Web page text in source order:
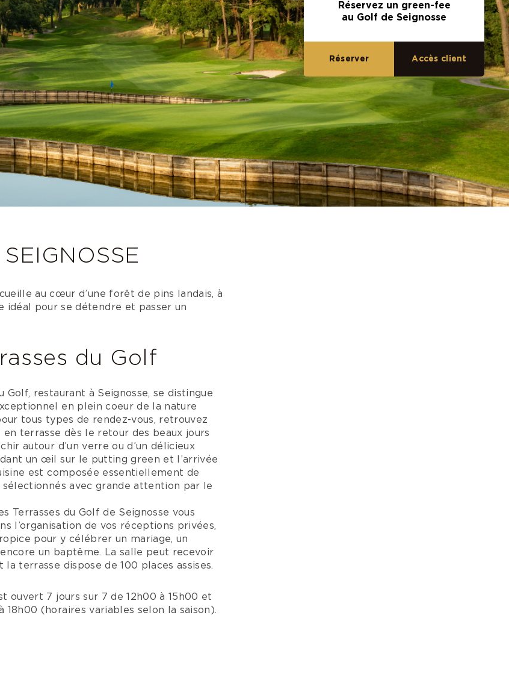
au cœur d’une forêt de pins landais, à
idéal pour se détendre et passer un
du Golf
Golf, restaurant à Seignosse, se distingue
en plein coeur de la nature
tous types de rendez-vous, retrouvez
en terrasse dès le retour des beaux jours
autour d’un verre ou d’un délicieux
un œil sur le putting green et l’arrivée
est composée essentiellement de
sélectionnés avec grande attention par le
Terrasses du Golf de Seignosse vous
l’organisation de vos réceptions privées,
pour y célébrer un mariage, un
un baptême. La salle peut recevoir
la terrasse dispose de 100 places assises.
ouvert 7 jours sur 7 de 12h00 à 15h00 et
18h00 (horaires variables selon la saison).
Réservez un green-fee
au Golf de Seignosse
Accès client